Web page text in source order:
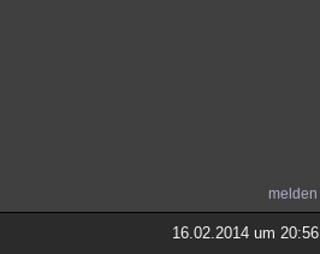
melden
16.02.2014 um 20:56